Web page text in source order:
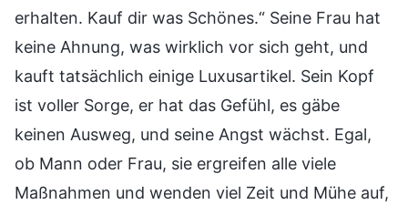
erhalten. Kauf dir was Schönes.“ Seine Frau hat
keine Ahnung, was wirklich vor sich geht, und
kauft tatsächlich einige Luxusartikel. Sein Kopf
ist voller Sorge, er hat das Gefühl, es gäbe
keinen Ausweg, und seine Angst wächst. Egal,
ob Mann oder Frau, sie ergreifen alle viele
Maßnahmen und wenden viel Zeit und Mühe auf,